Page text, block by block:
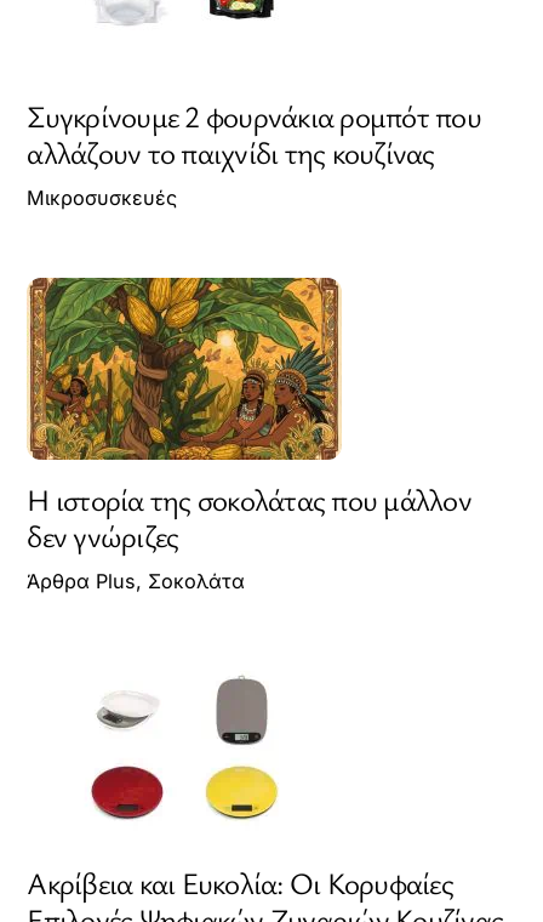
Συγκρίνουμε 2 φουρνάκια ρομπότ που
αλλάζουν το παιχνίδι της κουζίνας
Μικροσυσκευές
Η ιστορία της σοκολάτας που μάλλον
δεν γνώριζες
Άρθρα Plus, Σοκολάτα
Ακρίβεια και Ευκολία: Οι Κορυφαίες